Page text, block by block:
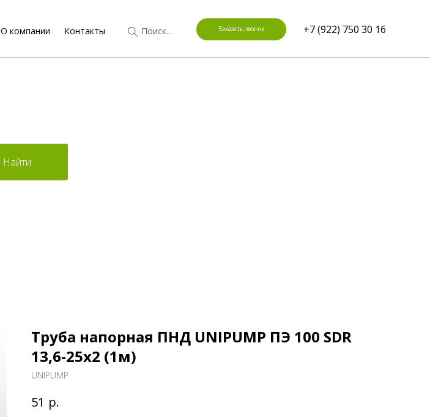
Заказать звонок +7 (922) 750 30 16
О компании Контакты Поиск...
Найти
Труба напорная ПНД UNIPUMP ПЭ 100 SDR
13,6-25х2 (1м)
UNIPUMP
51 р.